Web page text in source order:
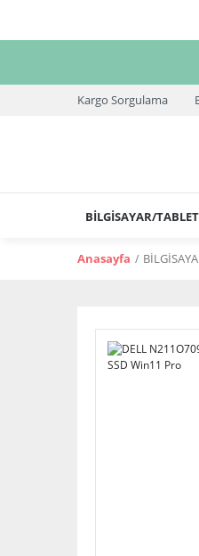
Kargo Sorgulama
BİLGİSAYAR/TABLET
Anasayfa